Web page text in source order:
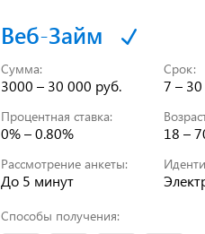
Веб-Займ
Сумма:
3000 – 30 000 руб.
Срок:
7 –
Процентная ставка:
0% – 0.80% 18 –
Рассмотрение анкеты:
До 5 минут
Способы получения: